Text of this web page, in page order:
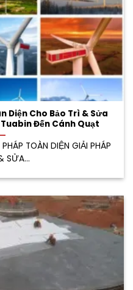
Diện Cho Bảo Trì & Sửa
Đến Cánh Quạt
TOÀN DIỆN GIẢI PHÁP
SỬA...